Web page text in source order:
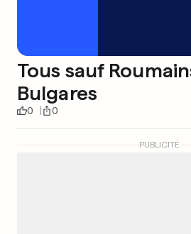
Tous sauf
Bulgares
0 0
PUBLICITÉ